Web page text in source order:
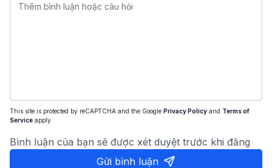
This site is protected by reCAPTCHA and the Google Privacy Policy and Terms of
Service apply.
Bình luận của bạn sẽ được xét duyệt trước khi đăng
Gửi bình luận